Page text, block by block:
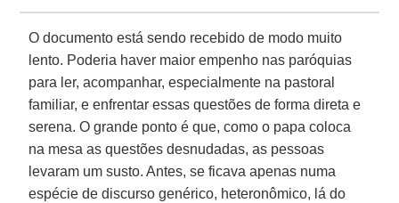
O documento está sendo recebido de modo muito
lento. Poderia haver maior empenho nas paróquias
para ler, acompanhar, especialmente na pastoral
familiar, e enfrentar essas questões de forma direta e
serena. O grande ponto é que, como o papa coloca
na mesa as questões desnudadas, as pessoas
levaram um susto. Antes, se ficava apenas numa
espécie de discurso genérico, heteronômico, lá do